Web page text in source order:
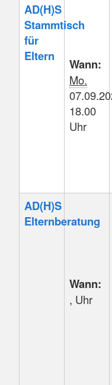
AD(H)S
Stammtisch
für
Eltern
Wann:
Mo.
18.00
Uhr
AD(H)S
Elternberatung
Wann:
, Uhr